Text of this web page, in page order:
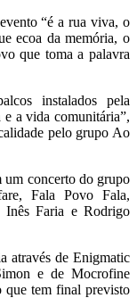
“é a rua viva, o
ecoa da memória, o
que toma a palavra
instalados pela
a vida comunitária”,
pelo grupo Ao
um concerto do grupo
Fala Povo Fala,
Inês Faria e Rodrigo
através de Enigmatic
e de Mocrofine
que tem final previsto